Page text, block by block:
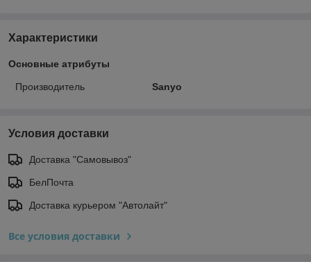
Характеристики
Основные атрибуты
Производитель Sanyo
Условия доставки
Доставка "Самовывоз"
БелПочта
Доставка курьером "Автолайт"
Все условия доставки